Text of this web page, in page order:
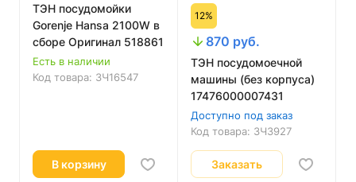
ТЭН посудомойки
Gorenje Hansa 2100W в
сборе Оригинал 518861
Есть в наличии
Код товара: ЗЧ16547
В корзину
12%
870 руб.
ТЭН посудомоечной
машины (без корпуса)
17476000007431
Доступно под заказ
Код товара: ЗЧ3927
Заказать